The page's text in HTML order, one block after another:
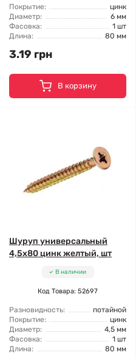
Покрытие:
цинк
Диаметр:
6 мм
Фасовка:
1 шт
Длина:
80 мм
3.19 грн
В корзину
Шуруп универсальный
4,5x80 цинк желтый, шт
В наличии
Код Товара: 52697
Разновидность:
потайной
Покрытие:
цинк
Диаметр:
4,5 мм
Фасовка:
1 шт
Длина:
80 мм